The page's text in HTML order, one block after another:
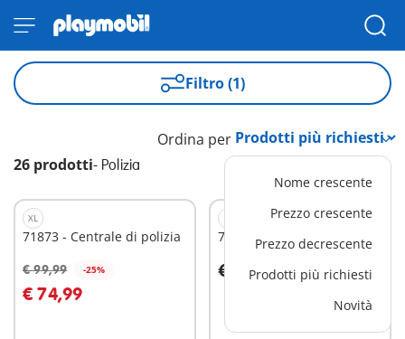
Filtro (1)
26 prodotti- Polizia
Ordina per
Nome crescente
Prezzo crescente
Prezzo decrescente
Prodotti più richiesti
Novità
XL
71873 - Centrale di polizia
€ 99,99 -25%
€ 74,99
Aggiungi al carrello
71729 - Auto della polizia
€ 39,99
Aggiungi al carrello